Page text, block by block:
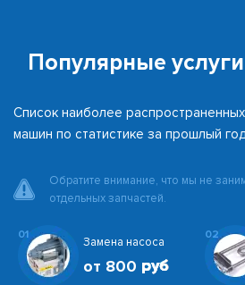
Популярные
Список наиболее
машин по статистике за прошлый
Обратите внимание, что мы не
отдельных запчастей.
01
Замена насоса
от 800
02